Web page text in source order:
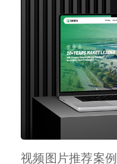
视频图片推荐案例